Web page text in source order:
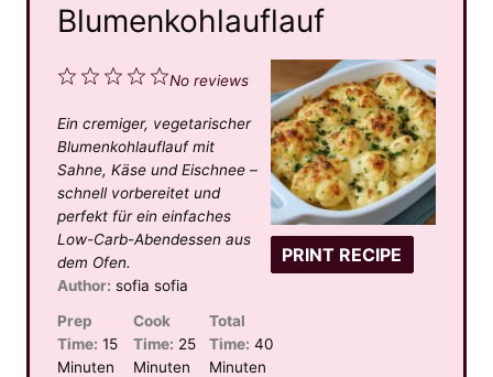
Blumenkohlauflauf
PRINT RECIPE
5
t
a
r
s
4
t
a
r
s
3
t
a
r
s
2
t
a
r
s
1
t
a
r
No reviews
Ein cremiger, vegetarischer
Blumenkohlauflauf mit
Sahne, Käse und Eischnee –
schnell vorbereitet und
perfekt für ein einfaches
Low-Carb-Abendessen aus
dem Ofen.
Author: sofia sofia
Prep
Time: 15
Minuten
Cook
Time: 25
Minuten
Total
Time: 40
Minuten